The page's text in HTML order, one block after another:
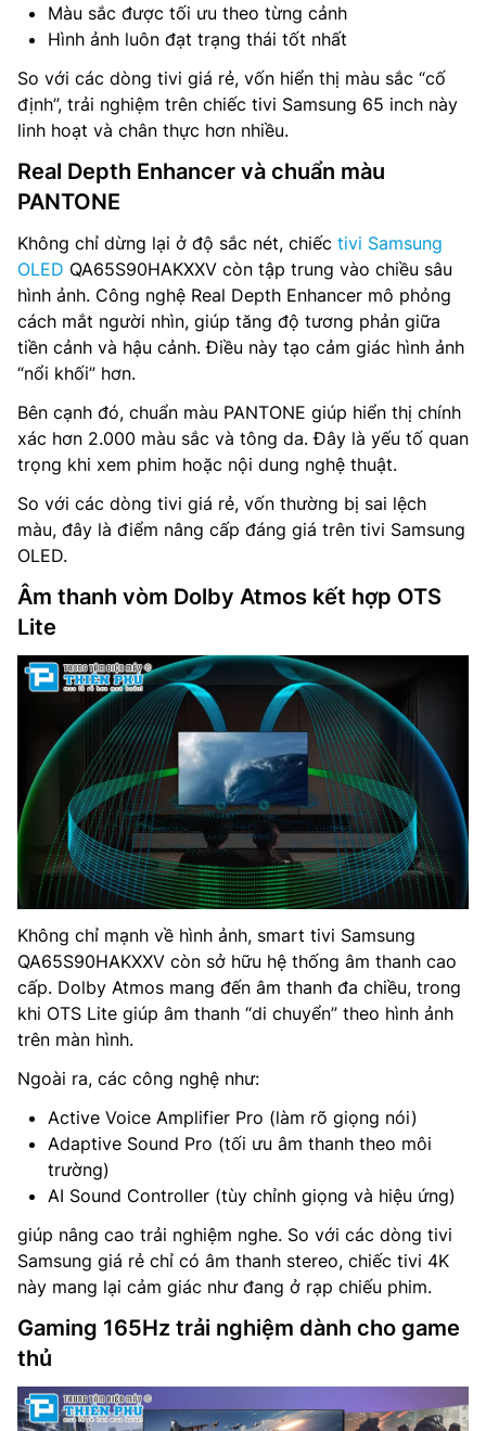
Màu sắc được tối ưu theo từng cảnh
Hình ảnh luôn đạt trạng thái tốt nhất
So với các dòng tivi giá rẻ, vốn hiển thị màu sắc “cố
định”, trải nghiệm trên chiếc tivi Samsung 65 inch này
linh hoạt và chân thực hơn nhiều.
Real Depth Enhancer và chuẩn màu
PANTONE
Không chỉ dừng lại ở độ sắc nét, chiếc tivi Samsung
OLED QA65S90HAKXXV còn tập trung vào chiều sâu
hình ảnh. Công nghệ Real Depth Enhancer mô phỏng
cách mắt người nhìn, giúp tăng độ tương phản giữa
tiền cảnh và hậu cảnh. Điều này tạo cảm giác hình ảnh
“nổi khối” hơn.
Bên cạnh đó, chuẩn màu PANTONE giúp hiển thị chính
xác hơn 2.000 màu sắc và tông da. Đây là yếu tố quan
trọng khi xem phim hoặc nội dung nghệ thuật.
So với các dòng tivi giá rẻ, vốn thường bị sai lệch
màu, đây là điểm nâng cấp đáng giá trên tivi Samsung
OLED.
Âm thanh vòm Dolby Atmos kết hợp OTS
Lite
Không chỉ mạnh về hình ảnh, smart tivi Samsung
QA65S90HAKXXV còn sở hữu hệ thống âm thanh cao
cấp. Dolby Atmos mang đến âm thanh đa chiều, trong
khi OTS Lite giúp âm thanh “di chuyển” theo hình ảnh
trên màn hình.
Ngoài ra, các công nghệ như:
Active Voice Amplifier Pro (làm rõ giọng nói)
Adaptive Sound Pro (tối ưu âm thanh theo môi
trường)
AI Sound Controller (tùy chỉnh giọng và hiệu ứng)
giúp nâng cao trải nghiệm nghe. So với các dòng tivi
Samsung giá rẻ chỉ có âm thanh stereo, chiếc tivi 4K
này mang lại cảm giác như đang ở rạp chiếu phim.
Gaming 165Hz trải nghiệm dành cho game
thủ